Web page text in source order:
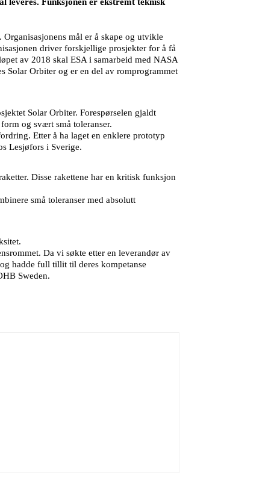
mål er å skape og utvikle
driver forskjellige prosjekter for å få
av 2018 skal ESA i samarbeid med NASA
Solar Orbiter og er en del av romprogrammet
Solar Orbiter. Forespørselen gjaldt
og svært små toleranser.
Etter å ha laget en enklere prototyp
Lesjøfors i Sverige.
Disse rakettene har en kritisk funksjon
små toleranser med absolutt
Da vi søkte etter en leverandør av
hadde full tillit til deres kompetanse
Sweden.